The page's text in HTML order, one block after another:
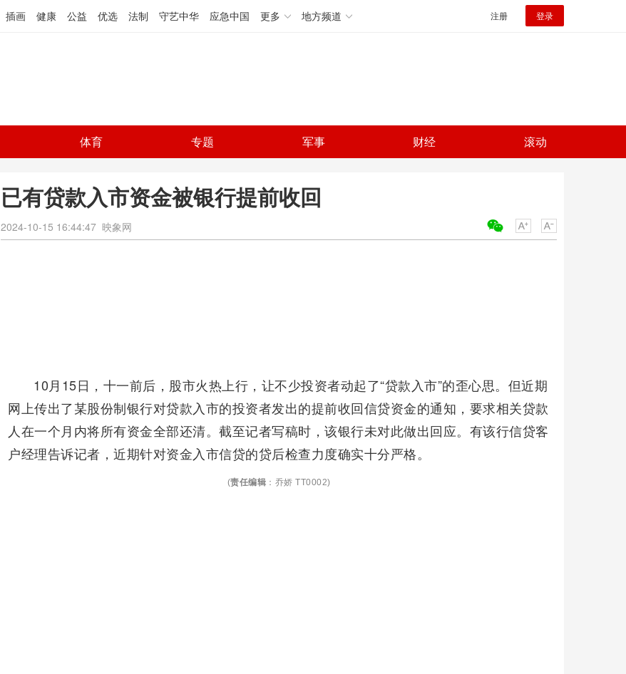
插画 健康 公益 优选 法制 守艺中华 应急中国 更多 地方频道 注册 登录
体育 专题 军事 财经 滚动
已有贷款入市资金被银行提前收回
2024-10-15 16:44:47 映象网
10月15日，十一前后，股市火热上行，让不少投资者动起了“贷款入市”的歪心思。但近期
网上传出了某股份制银行对贷款入市的投资者发出的提前收回信贷资金的通知，要求相关贷款
人在一个月内将所有资金全部还清。截至记者写稿时，该银行未对此做出回应。有该行信贷客
户经理告诉记者，近期针对资金入市信贷的贷后检查力度确实十分严格。
(责任编辑 ：乔娇 TT0002)